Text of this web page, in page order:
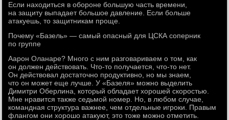
Если находиться в обороне большую часть времени,
на защиту выпадает большое давление. Если больше
атакуешь, то защитникам проще.
Почему «Базель» — самый опасный для ЦСКА соперник
по группе
Аарон Оланаре? Много с ним разговариваем о том, как
он должен действовать. Что-то получается, что-то нет.
Он действовал достаточно продуктивно, но мы знаем,
что он может еще лучше. У «Базеля» можно выделить
Димитри Оберлина, который обладает хорошей скоростью.
Мне нравится также седьмой номер. Но, в любом случае,
командная структура важнее, чем отдельные игроки. Правым
флангом они хорошо атакуют, это тоже можно отметить.